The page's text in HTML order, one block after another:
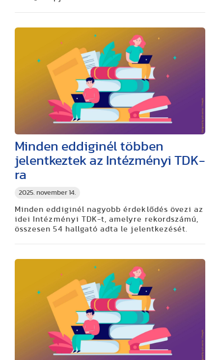
2025. november 14.
Minden eddiginél többen
jelentkeztek az Intézményi TDK-
ra
Minden eddiginél nagyobb érdeklődés övezi az
idei Intézményi TDK-t, amelyre rekordszámú,
összesen 54 hallgató adta le jelentkezését.